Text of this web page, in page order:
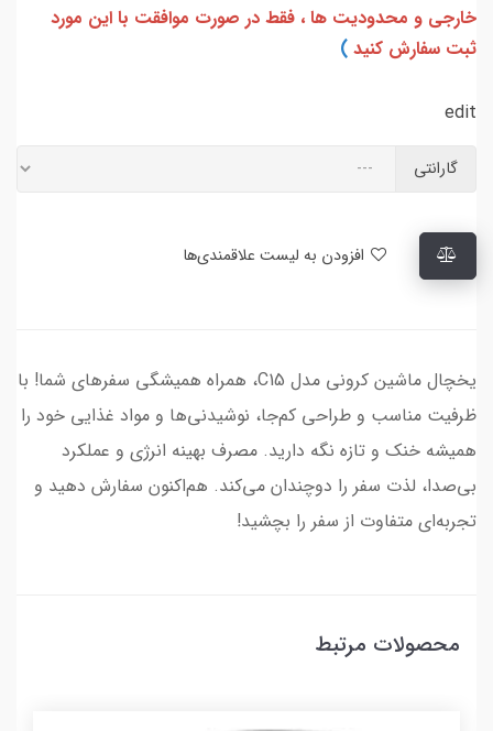
خارجی و محدودیت ها ، فقط در صورت موافقت با این مورد
ثبت سفارش کنید )
edit
گارانتی
یخچال ماشین کرونی مدل C15، همراه همیشگی سفرهای شما! با
ظرفیت مناسب و طراحی کم‌جا، نوشیدنی‌ها و مواد غذایی خود را
همیشه خنک و تازه نگه دارید. مصرف بهینه انرژی و عملکرد
بی‌صدا، لذت سفر را دوچندان می‌کند. هم‌اکنون سفارش دهید و
تجربه‌ای متفاوت از سفر را بچشید!
محصولات مرتبط